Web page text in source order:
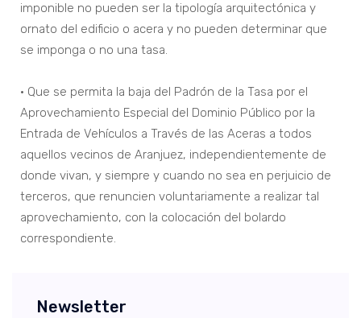
imponible no pueden ser la tipología arquitectónica y
ornato del edificio o acera y no pueden determinar que
se imponga o no una tasa.
• Que se permita la baja del Padrón de la Tasa por el
Aprovechamiento Especial del Dominio Público por la
Entrada de Vehículos a Través de las Aceras a todos
aquellos vecinos de Aranjuez, independientemente de
donde vivan, y siempre y cuando no sea en perjuicio de
terceros, que renuncien voluntariamente a realizar tal
aprovechamiento, con la colocación del bolardo
correspondiente.
Newsletter